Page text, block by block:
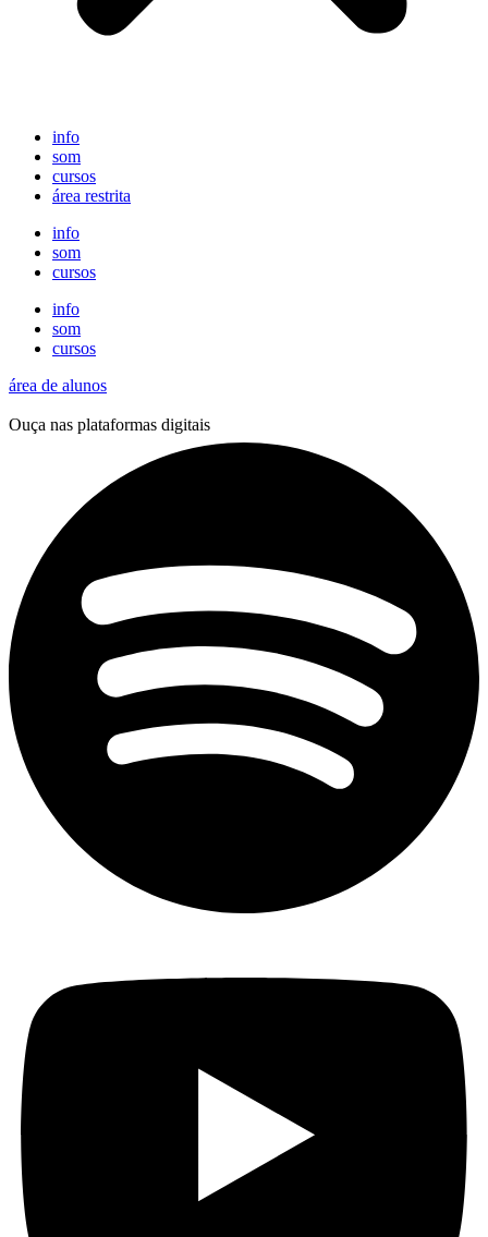
info
som
cursos
área restrita
info
som
cursos
info
som
cursos
área de alunos
Ouça nas plataformas digitais